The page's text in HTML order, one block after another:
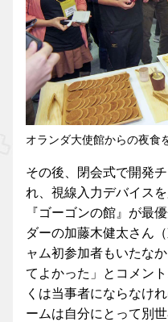
オランダ大使館からの夜食
その後、閉会式で開発
れ、視線入力デバイス
『ゴーゴンの館』が最
ダーの加藤木健太さん
ャム初参加者もいたな
てよかった」とコメン
くは当事者にならなけ
ームは自分にとって別